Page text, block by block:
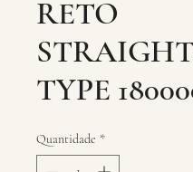
RETO
TYPE
Quantidade *